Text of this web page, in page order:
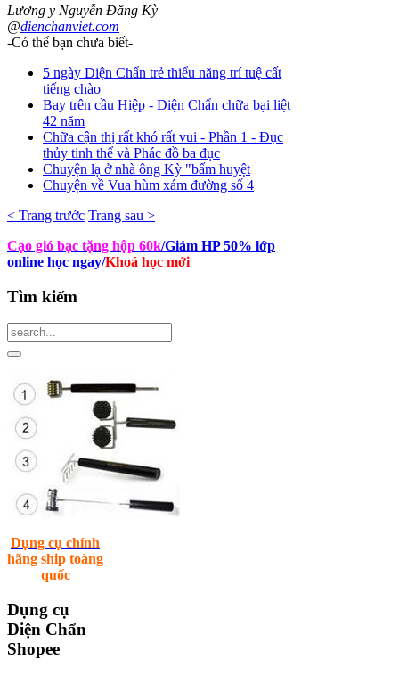
Lương y Nguyễn Đăng Kỳ
@dienchanviet.com
-Có thể bạn chưa biết-
5 ngày Diện Chẩn trẻ thiểu năng trí tuệ cất
tiếng chào
Bay trên cầu Hiệp - Diện Chẩn chữa bại liệt
42 năm
Chữa cận thị rất khó rất vui - Phần 1 - Đục
thủy tinh thể và Phác đồ ba đục
Chuyện lạ ở nhà ông Kỳ "bấm huyệt
Chuyện về Vua hùm xám đường số 4
< Trang trước Trang sau >
Cạo gió bạc tặng hộp 60k/Giảm HP 50% lớp
online học ngay/Khoá học mới
Tìm kiếm
Dụng cụ chính
hãng ship toàng
quốc
Dụng cụ
Diện Chẩn
Shopee